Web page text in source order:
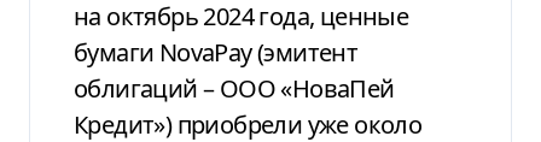
на октябрь 2024 года, ценные
бумаги NovaPay (эмитент
облигаций – ООО «НоваПей
Кредит») приобрели уже около